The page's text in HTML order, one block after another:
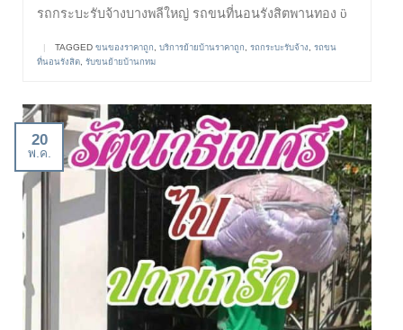
รถกระบะรับจ้างบางพลีใหญ่ รถขนที่นอนรังสิตพานทอง ὓ
| TAGGED ขนของราคาถูก บริการย้ายบ้านราคาถูก รถกระบะรับจ้าง
รถขน
ที่นอนรังสิต รับขนย้ายบ้านกทม
20
พ.ค.